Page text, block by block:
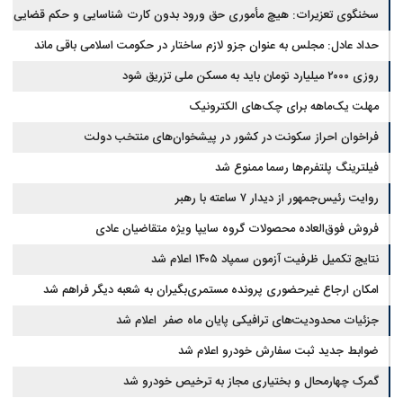
سخنگوی تعزیرات: هیچ مأموری حق ورود بدون کارت شناسایی و حکم قضایی
ندارد
حداد عادل: مجلس به عنوان جزو لازم ساختار در حکومت اسلامی باقی ماند
روزی ۲۰۰۰ میلیارد تومان باید به مسکن ملی تزریق شود
مهلت یک‌ماهه برای چک‌های الکترونیک
فراخوان احراز سکونت در کشور در پیشخوان‌های منتخب دولت
فیلترینگ پلتفرم‌ها رسما ممنوع شد
روایت رئیس‌جمهور از دیدار ۷ ساعته با رهبر
فروش فوق‌العاده محصولات گروه سایپا ویژه متقاضیان عادی
نتایج تکمیل ظرفیت آزمون سمپاد ۱۴۰۵ اعلام شد
امکان ارجاع غیرحضوری پرونده مستمری‌بگیران به شعبه دیگر فراهم شد
جزئیات محدودیت‌های ترافیکی پایان ماه صفر اعلام شد
ضوابط جدید ثبت سفارش خودرو اعلام شد
گمرک چهارمحال و بختیاری مجاز به ترخیص خودرو شد